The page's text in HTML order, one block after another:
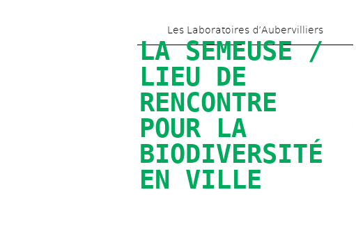
Les Laboratoires d’Aubervilliers
LA SEMEUSE /
LIEU DE
RENCONTRE
POUR LA
BIODIVERSITÉ
EN VILLE